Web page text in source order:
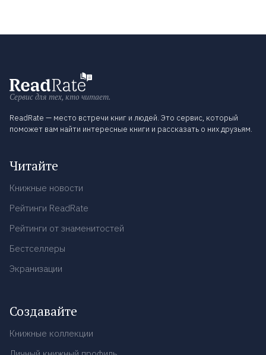
Сервис для тех, кто читает.
ReadRate — место встречи книг и людей. Это сервис, который
поможет вам найти интересные книги и рассказать о них друзьям.
Читайте
Книжные новости
Рейтинги ReadRate
Рейтинги от знаменитостей
Бестселлеры
Экранизации
Создавайте
Книжные коллекции